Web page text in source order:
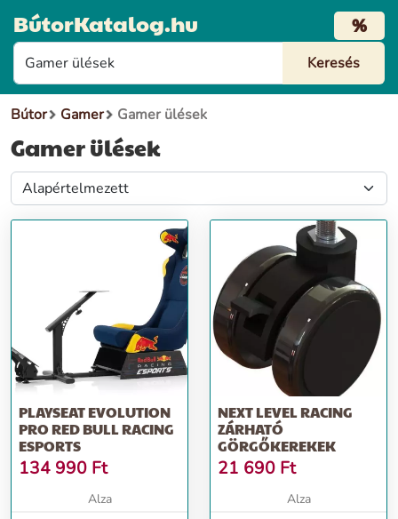
BútorKatalog.hu %
Bútor Gamer Gamer ülések
Gamer ülések
PLAYSEAT EVOLUTION
PRO RED BULL RACING
ESPORTS
134 990 Ft
Alza
NEXT LEVEL RACING
ZÁRHATÓ
GÖRGŐKEREKEK
21 690 Ft
Alza